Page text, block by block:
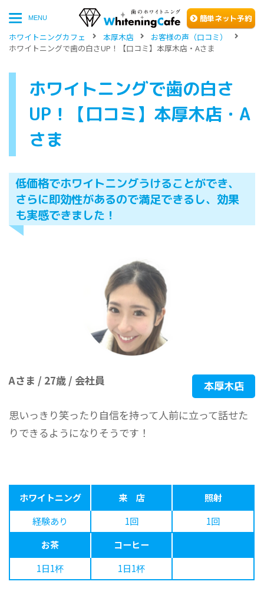
MENU 簡単ネッ ト予約
ホワイトニングカフェ 本厚木店
お客様の声（口コミ）
ホワイトニングで歯の白さUP！【口コミ】本厚木店・Aさま
ホワイトニングで歯の白さ
UP！【口コミ】本厚木店・A
さま
低価格でホワイトニングうけることができ、
さらに即効性があるので満足できるし、効果
も実感できました！
Aさま / 27歳 / 会社員 本厚木店
思いっきり笑ったり自信を持って人前に立って話せた
りできるようになりそうです！
ホワイトニング 来 店
照射
経験あり
1回
1回
お茶
コーヒー
1日1杯
1日1杯